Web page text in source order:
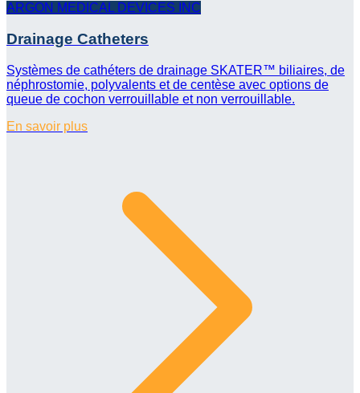
ARGON MEDICAL DEVICES INC
Drainage Catheters
Systèmes de cathéters de drainage SKATER™ biliaires, de
néphrostomie, polyvalents et de centèse avec options de
queue de cochon verrouillable et non verrouillable.
En savoir plus